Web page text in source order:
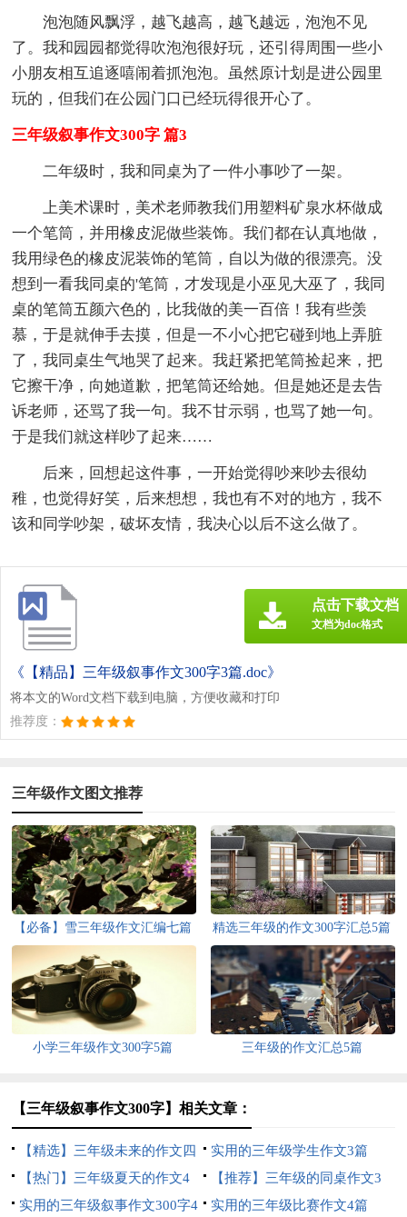
泡泡随风飘浮，越飞越高，越飞越远，泡泡不见
了。我和园园都觉得吹泡泡很好玩，还引得周围一些小
小朋友相互追逐嘻闹着抓泡泡。虽然原计划是进公园里
玩的，但我们在公园门口已经玩得很开心了。
三年级叙事作文300字 篇3
二年级时，我和同桌为了一件小事吵了一架。
上美术课时，美术老师教我们用塑料矿泉水杯做成
一个笔筒，并用橡皮泥做些装饰。我们都在认真地做，
我用绿色的橡皮泥装饰的笔筒，自以为做的很漂亮。没
想到一看我同桌的'笔筒，才发现是小巫见大巫了，我同
桌的笔筒五颜六色的，比我做的美一百倍！我有些羡
慕，于是就伸手去摸，但是一不小心把它碰到地上弄脏
了，我同桌生气地哭了起来。我赶紧把笔筒捡起来，把
它擦干净，向她道歉，把笔筒还给她。但是她还是去告
诉老师，还骂了我一句。我不甘示弱，也骂了她一句。
于是我们就这样吵了起来……
后来，回想起这件事，一开始觉得吵来吵去很幼
稚，也觉得好笑，后来想想，我也有不对的地方，我不
该和同学吵架，破坏友情，我决心以后不这么做了。
《【精品】三年级叙事作文300字3篇.doc》
将本文的Word文档下载到电脑，方便收藏和打印
推荐度：
点击下载文档
文档为doc格式
三年级作文图文推荐
【必备】雪三年级作文汇编七篇 精选三年级的作文300字汇总5篇
小学三年级作文300字5篇 三年级的作文汇总5篇
【三年级叙事作文300字】相关文章：
【精选】三年级未来的作文四
篇
实用的三年级学生作文3篇
【热门】三年级夏天的作文4
篇
【推荐】三年级的同桌作文3
篇
实用的三年级叙事作文300字4 实用的三年级比赛作文4篇